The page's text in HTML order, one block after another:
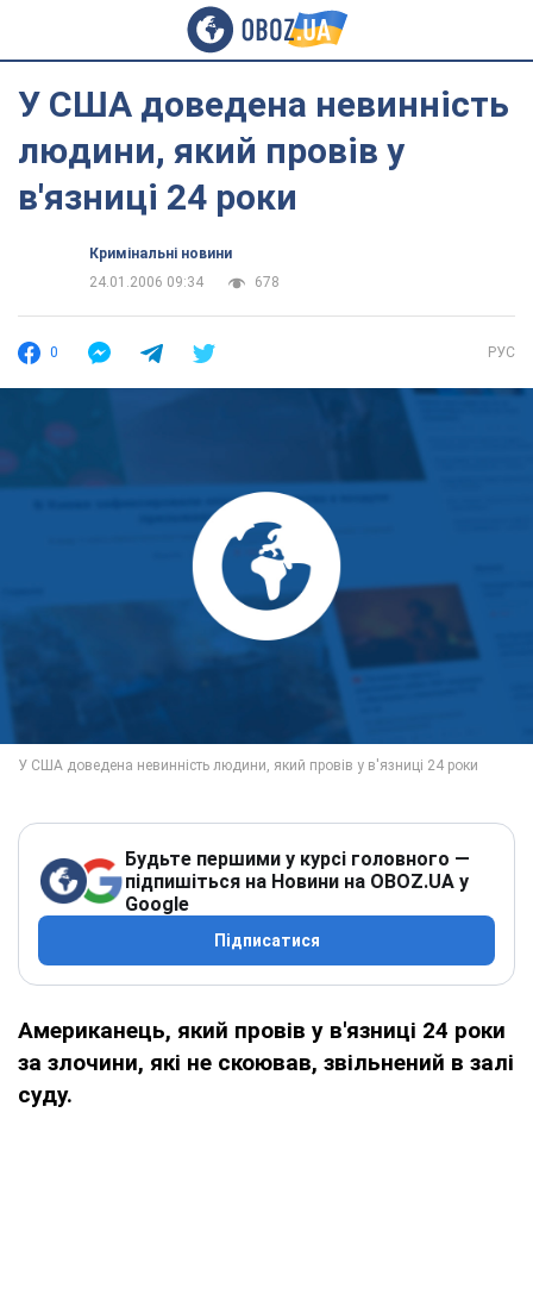
У США доведена невинність
людини, який провів у
в'язниці 24 роки
Кримінальні новини
24.01.2006 09:34
678
0 РУС
Будьте першими у курсі головного —
підпишіться на Новини на OBOZ.UA у
Google
Підписатися
Американець, який провів у в'язниці 24 роки
за злочини, які не скоював, звільнений в залі
суду.